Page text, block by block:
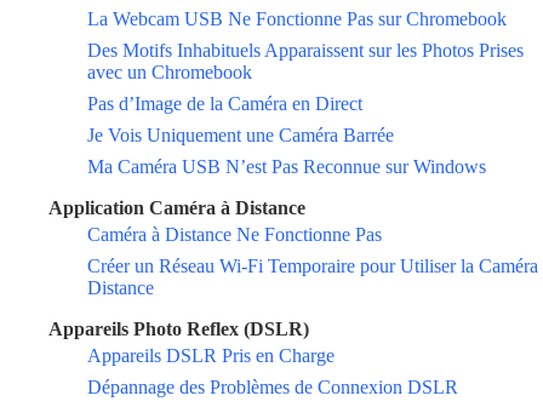
La Webcam USB Ne Fonctionne Pas sur Chromebook
Des Motifs Inhabituels Apparaissent sur les Photos Prises
avec un Chromebook
Pas d’Image de la Caméra en Direct
Je Vois Uniquement une Caméra Barrée
Ma Caméra USB N’est Pas Reconnue sur Windows
Application Caméra à Distance
Caméra à Distance Ne Fonctionne Pas
Créer un Réseau Wi-Fi Temporaire pour Utiliser la Caméra
Distance
Appareils Photo Reflex (DSLR)
Appareils DSLR Pris en Charge
Dépannage des Problèmes de Connexion DSLR